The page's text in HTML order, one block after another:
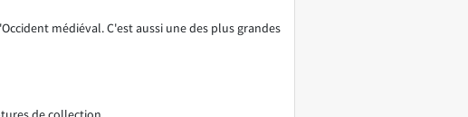
médiéval. C'est aussi une des plus grandes